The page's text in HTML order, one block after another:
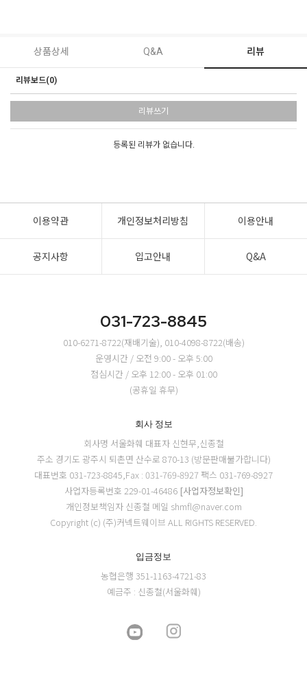
상품상세 Q&A 리뷰
리뷰보드(0)
리뷰쓰기
등록된 리뷰가 없습니다.
이용약관 개인정보처리방침 이용안내
공지사항 입고안내 Q&A
031-723-8845
010-6271-8722(재배기술), 010-4098-8722(배송)
운영시간 / 오전 9:00 - 오후 5:00
점심시간 / 오후 12:00 - 오후 01:00
(공휴일 휴무)
회사 정보
회사명 서울화훼 대표자 신현무,신종철
주소 경기도 광주시 퇴촌면 산수로 870-13 (방문판매불가합니다)
대표번호 031-723-8845,Fax : 031-769-8927 팩스 031-769-8927
사업자등록번호 229-01-46486 [사업자정보확인]
개인정보책임자 신종철 메일 shmfl@naver.com
Copyright (c) (주)커넥트웨이브 ALL RIGHTS RESERVED.
입금정보
농협은행 351-1163-4721-83
예금주 : 신종철(서울화훼)